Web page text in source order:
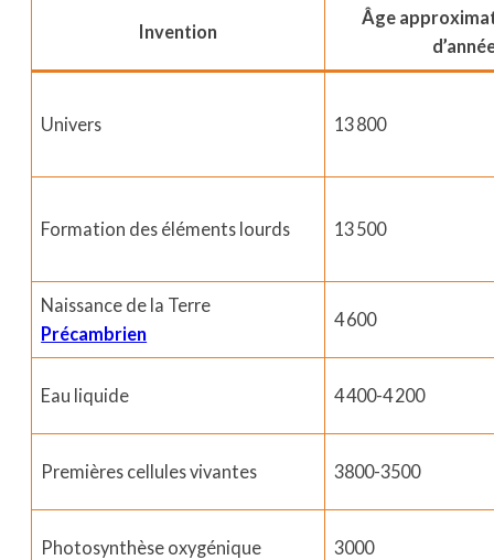
Invention
Âge
Univers 13 800
Formation des éléments lourds 13 500
Naissance de la Terre
Précambrien
4 600
Eau liquide 4 400-4 200
Premières cellules vivantes 3800-3500
Photosynthèse oxygénique 3000